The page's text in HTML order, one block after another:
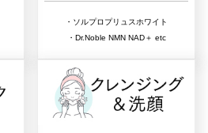
・ソルプロプリュスホワイト
・Dr.Noble NMN NAD＋ etc